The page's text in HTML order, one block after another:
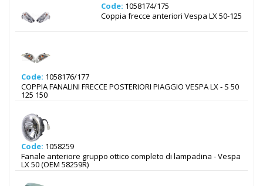
Code: 1058174/175
Coppia frecce anteriori Vespa LX 50-125
Code: 1058176/177
COPPIA FANALINI FRECCE POSTERIORI PIAGGIO VESPA LX - S 50
125 150
Code: 1058259
Fanale anteriore gruppo ottico completo di lampadina - Vespa
LX 50 (OEM 58259R)